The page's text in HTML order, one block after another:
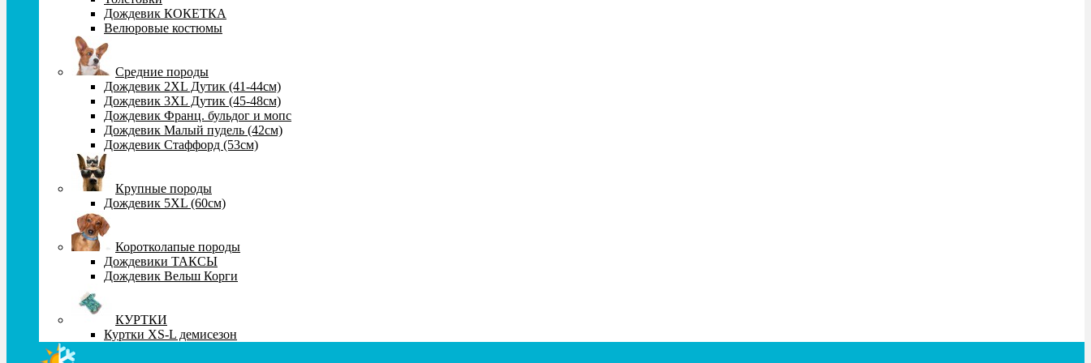
Дождевик КОКЕТКА
Велюровые костюмы
Средние породы
Дождевик 2XL Дутик (41-44см)
Дождевик 3XL Дутик (45-48см)
Дождевик Франц. бульдог и мопс
Дождевик Малый пудель (42см)
Дождевик Стаффорд (53см)
Крупные породы
Дождевик 5XL (60см)
Коротколапые породы
Дождевики ТАКСЫ
Дождевик Вельш Корги
КУРТКИ
Куртки XS-L демисезон